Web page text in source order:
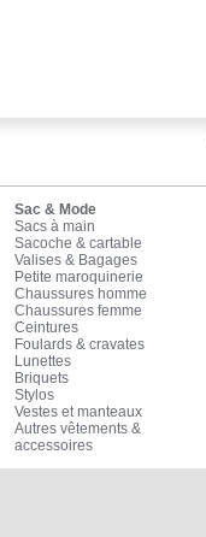
Sac & Mode
Sacs à main
Sacoche & cartable
Valises & Bagages
Petite maroquinerie
Chaussures homme
Chaussures femme
Ceintures
Foulards & cravates
Lunettes
Briquets
Stylos
Vestes et manteaux
Autres vêtements &
accessoires